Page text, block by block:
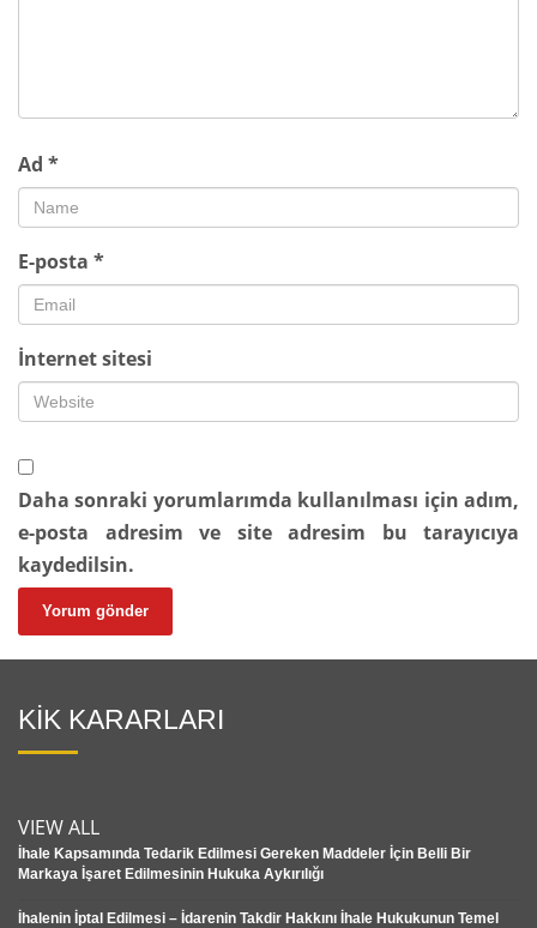
Ad *
E-posta *
İnternet sitesi
Daha sonraki yorumlarımda kullanılması için adım,
e-posta adresim ve site adresim bu tarayıcıya
kaydedilsin.
KİK KARARLARI
VIEW ALL
İhale Kapsamında Tedarik Edilmesi Gereken Maddeler İçin Belli Bir
Markaya İşaret Edilmesinin Hukuka Aykırılığı
İhalenin İptal Edilmesi – İdarenin Takdir Hakkını İhale Hukukunun Temel